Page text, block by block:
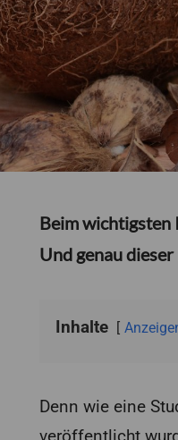
Beim wichtigsten
Und genau
Inhalte
Denn wie eine